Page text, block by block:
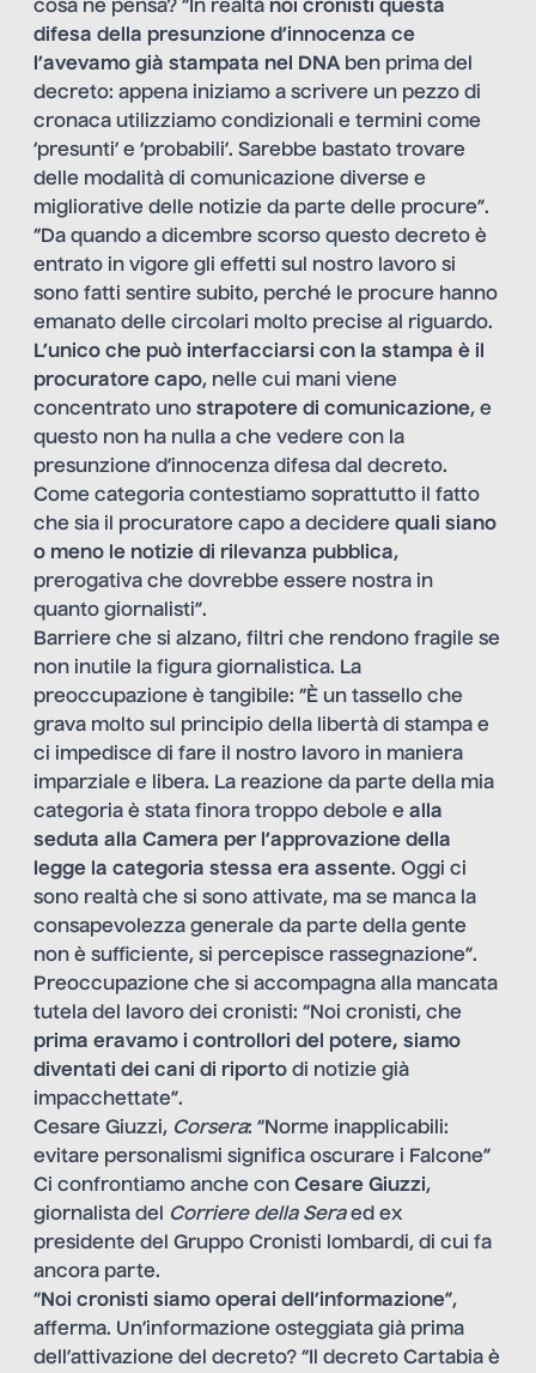
cosa ne pensa? “In realtà noi cronisti questa
difesa della presunzione d’innocenza ce
l’avevamo già stampata nel DNA ben prima del
decreto: appena iniziamo a scrivere un pezzo di
cronaca utilizziamo condizionali e termini come
‘presunti’ e ‘probabili’. Sarebbe bastato trovare
delle modalità di comunicazione diverse e
migliorative delle notizie da parte delle procure”.
“Da quando a dicembre scorso questo decreto è
entrato in vigore gli effetti sul nostro lavoro si
sono fatti sentire subito, perché le procure hanno
emanato delle circolari molto precise al riguardo.
L’unico che può interfacciarsi con la stampa è il
procuratore capo, nelle cui mani viene
concentrato uno strapotere di comunicazione, e
questo non ha nulla a che vedere con la
presunzione d’innocenza difesa dal decreto.
Come categoria contestiamo soprattutto il fatto
che sia il procuratore capo a decidere quali siano
o meno le notizie di rilevanza pubblica,
prerogativa che dovrebbe essere nostra in
quanto giornalisti”.
Barriere che si alzano, filtri che rendono fragile se
non inutile la figura giornalistica. La
preoccupazione è tangibile: “È un tassello che
grava molto sul principio della libertà di stampa e
ci impedisce di fare il nostro lavoro in maniera
imparziale e libera. La reazione da parte della mia
categoria è stata finora troppo debole e alla
seduta alla Camera per l’approvazione della
legge la categoria stessa era assente. Oggi ci
sono realtà che si sono attivate, ma se manca la
consapevolezza generale da parte della gente
non è sufficiente, si percepisce rassegnazione”.
Preoccupazione che si accompagna alla mancata
tutela del lavoro dei cronisti: “Noi cronisti, che
prima eravamo i controllori del potere, siamo
diventati dei cani di riporto di notizie già
impacchettate”.
Cesare Giuzzi, Corsera: “Norme inapplicabili:
evitare personalismi significa oscurare i Falcone”
Ci confrontiamo anche con Cesare Giuzzi,
giornalista del
Corriere della Seraed ex
presidente del Gruppo Cronisti lombardi, di cui fa
ancora parte.
“Noi cronisti siamo operai dell’informazione”,
afferma. Un’informazione osteggiata già prima
dell’attivazione del decreto? “Il decreto Cartabia è